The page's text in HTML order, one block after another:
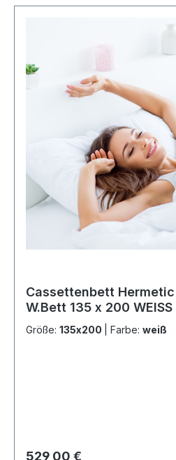
Cassettenbett Hermetic
W.Bett 135 x 200 WEISS
Größe: 135x200 Farbe: weiß
Regulärer Preis:
529,00 €